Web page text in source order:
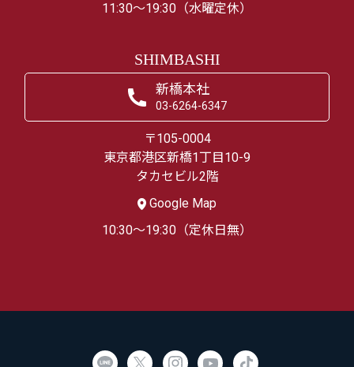
11:30～19:30（水曜定休）
SHIMBASHI
新橋本社
03-6264-6347
〒105-0004
東京都港区新橋1丁目10-9
タカセビル2階
Google Map
10:30～19:30（定休日無）